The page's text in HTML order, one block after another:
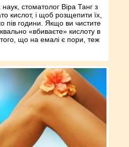
стоматолог Віра Танг з
кислот, і щоб розщепити їх,
пів години. Якщо ви чистите
«вбиваєте» кислоту в
що на емалі є пори, теж